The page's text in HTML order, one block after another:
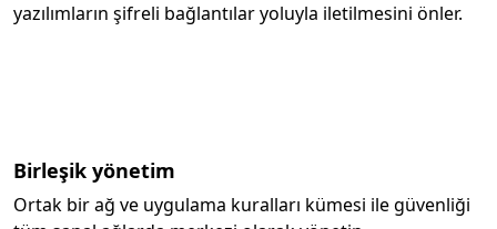
yazılımların şifreli bağlantılar yoluyla iletilmesini önler.
Birleşik yönetim
Ortak bir ağ ve uygulama kuralları kümesi ile güvenliği